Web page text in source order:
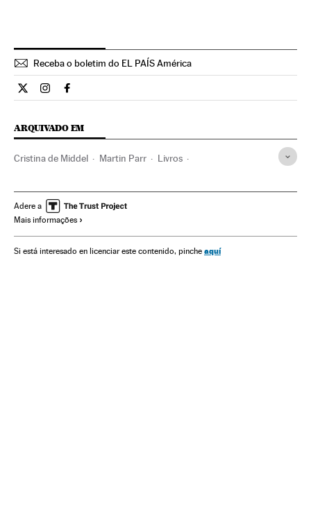
Receba o boletim do EL PAÍS América
Cultura El País Brasil en Twitter
Cultura El País Brasil en Instagram
Cultura El País Brasil en Facebook
ARQUIVADO EM
Cristina de Middel Martin Parr Livros
Fotógrafos Fotografia Artes plásticas
Adere a
Mais informações
Si está interesado en licenciar este contenido, pinche aquí